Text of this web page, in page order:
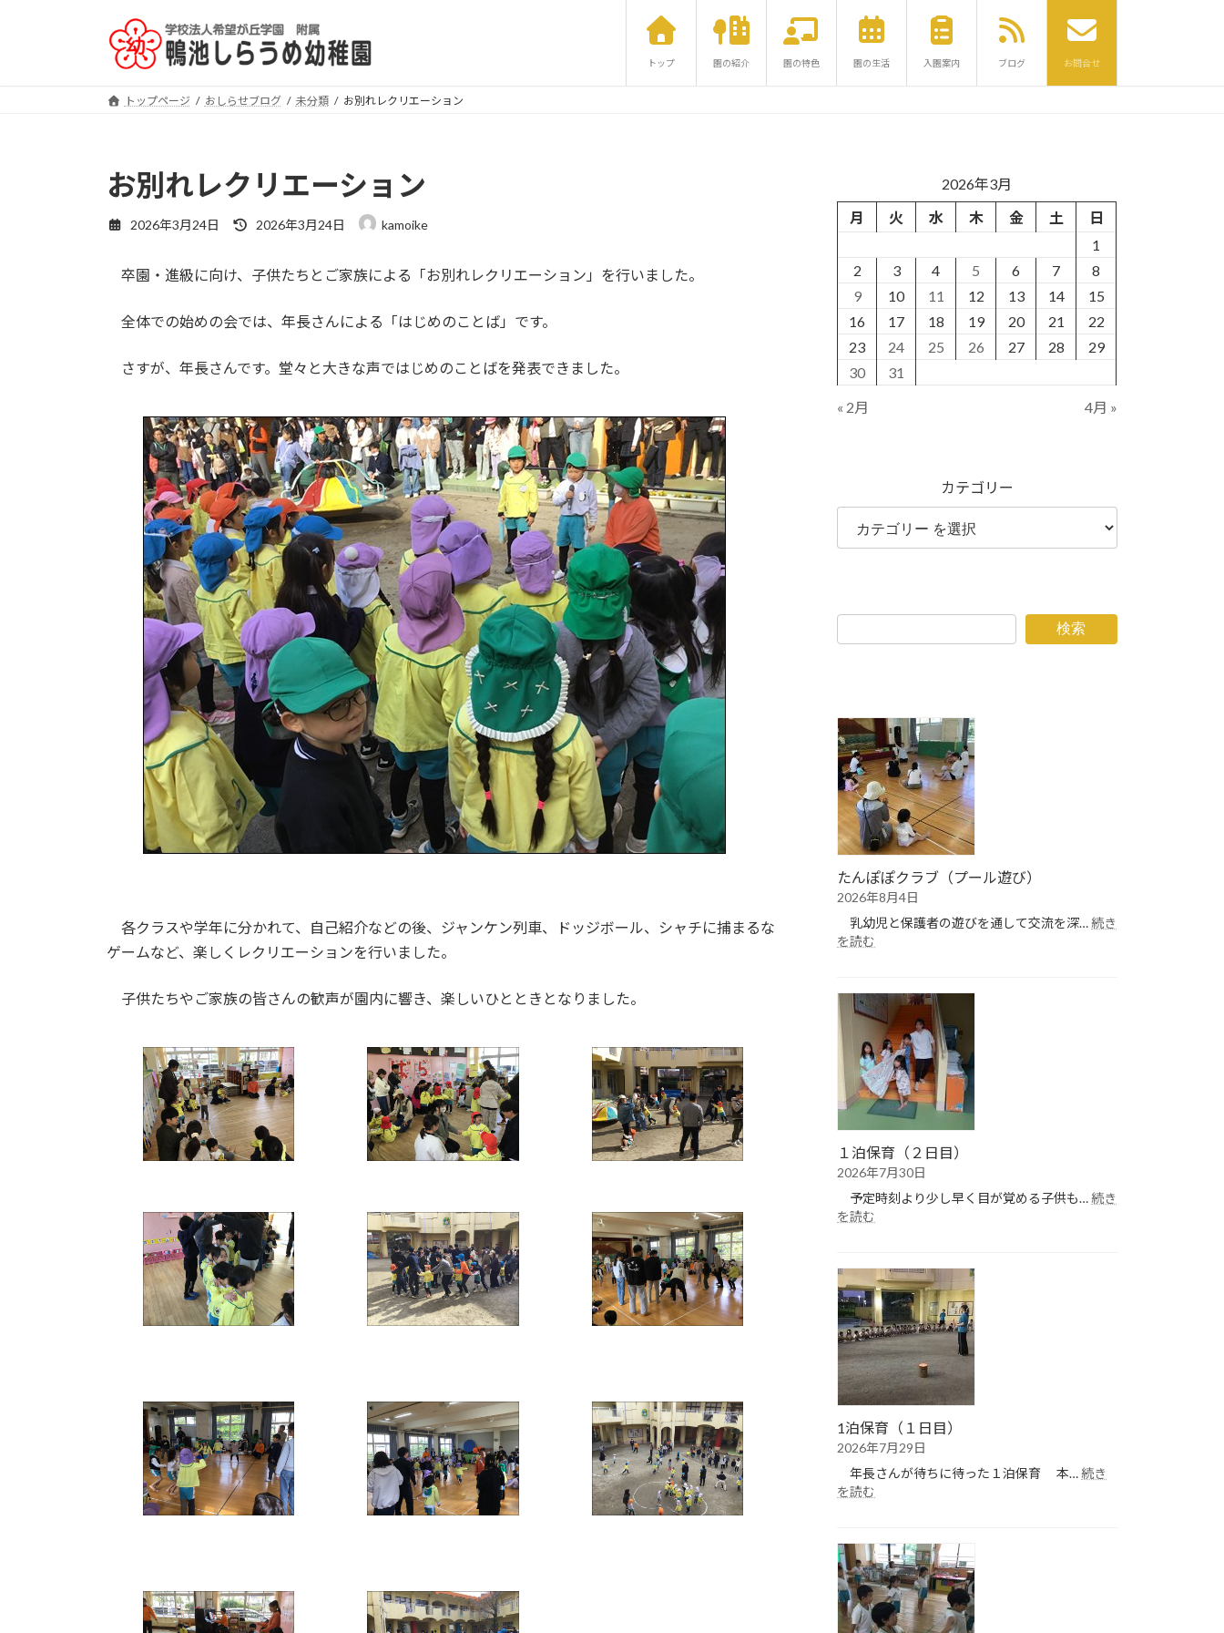
トップ 園の紹介 園の特色 園の生活 入園案内 ブログ お問合せ
トップページ おしらせブログ 未分類 お別れレクリエーション
お別れレクリエーション
2026年3月24日
最
新
:
2026年3月24日 kamoike
卒園・進級に向け、子供たちとご家族による「お別れレクリエーション」を行いました。
全体での始めの会では、年長さんによる「はじめのことば」です。
さすが、年長さんです。堂々と大きな声ではじめのことばを発表できました。
各クラスや学年に分かれて、自己紹介などの後、ジャンケン列車、ドッジボール、シャチに捕まるな
ゲームなど、楽しくレクリエーションを行いました。
子供たちやご家族の皆さんの歓声が園内に響き、楽しいひとときとなりました。
2026年3月
月
火 水 木 金 土
日
1
2
3 4 5 6 7
8
9
10 11 12 13 14
15
16
17 18 19 20 21
22
23
24 25 26 27 28
29
30
31
« 2月 4月 »
カテゴリー
検索
たんぽぽクラブ（プール遊び）
2026年8月4日
乳幼児と保護者の遊びを通して交流を深…続き
を読む
ぽ
ぽ
ク
ラ
ブ
（プ
ー
ル
び）
１泊保育（２日目）
2026年7月30日
予定時刻より少し早く目が覚める子供も…続き
を読む
保
育
（２
日
目）
1泊保育（１日目）
2026年7月29日
年長さんが待ちに待った１泊保育 本…続き
を読む
育
（１
日
目）